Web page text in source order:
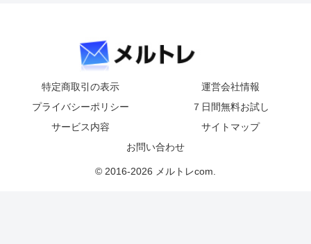
特定商取引の表示
運営会社情報
プライバシーポリシー
７日間無料お試し
サービス内容
サイトマップ
お問い合わせ
© 2016-2026 メルトレcom.